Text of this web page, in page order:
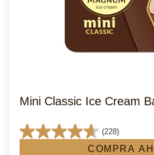
Mini Classic Ice Cream
(228)
4.6
COMPRA